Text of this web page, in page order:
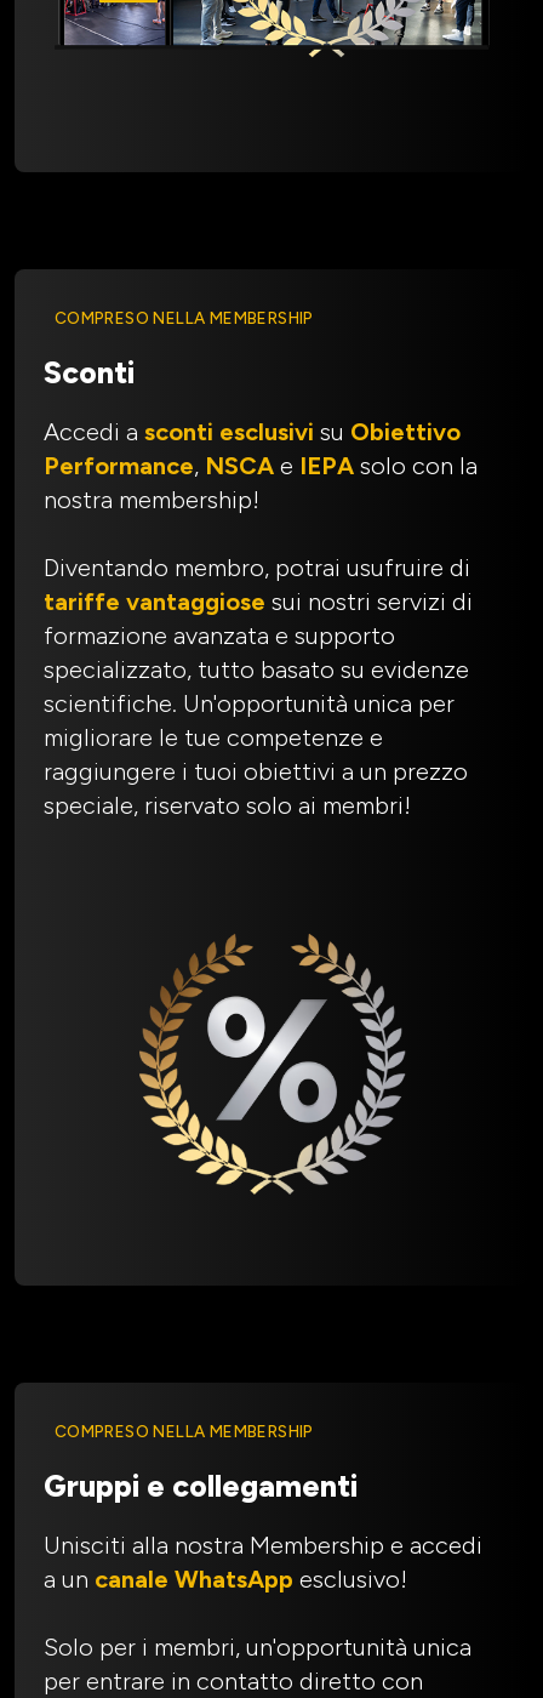
COMPRESO NELLA MEMBERSHIP
Sconti
Accedi a sconti esclusivi su Obiettivo
Performance, NSCA e IEPA solo con la
nostra membership!
Diventando membro, potrai usufruire di
tariffe vantaggiose sui nostri servizi di
formazione avanzata e supporto
specializzato, tutto basato su evidenze
scientifiche. Un'opportunità unica per
migliorare le tue competenze e
raggiungere i tuoi obiettivi a un prezzo
speciale, riservato solo ai membri!
COMPRESO NELLA MEMBERSHIP
Gruppi e collegamenti
Unisciti alla nostra Membership e accedi
a un canale WhatsApp esclusivo!
Solo per i membri, un'opportunità unica
per entrare in contatto diretto con